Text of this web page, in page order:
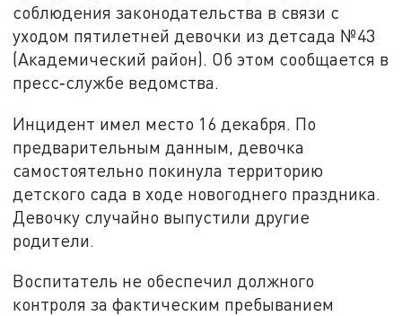
соблюдения законодательства в связи с
уходом пятилетней девочки из детсада №43
(Академический район). Об этом сообщается в
пресс‑службе ведомства.
Инцидент имел место 16 декабря. По
предварительным данным, девочка
самостоятельно покинула территорию
детского сада в ходе новогоднего праздника.
Девочку случайно выпустили другие
родители.
Воспитатель не обеспечил должного
контроля за фактическим пребыванием